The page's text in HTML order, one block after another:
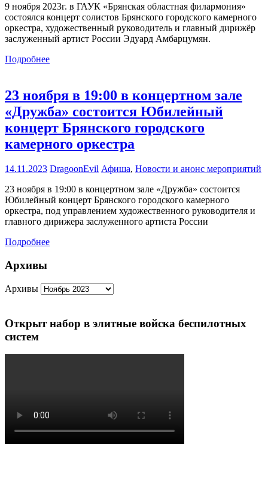
9 ноября 2023г. в ГАУК «Брянская областная филармония»
состоялся концерт солистов Брянского городского камерного
оркестра, художественный руководитель и главный дирижёр
заслуженный артист России Эдуард Амбарцумян.
Подробнее
23 ноября в 19:00 в концертном зале
«Дружба» состоится Юбилейный
концерт Брянского городского
камерного оркестра
14.11.2023 DragoonEvil Афиша, Новости и анонс мероприятий
23 ноября в 19:00 в концертном зале «Дружба» состоится
Юбилейный концерт Брянского городского камерного
оркестра, под управлением художественного руководителя и
главного дирижера заслуженного артиста России
Подробнее
Архивы
Архивы
Открыт набор в элитные войска беспилотных
систем